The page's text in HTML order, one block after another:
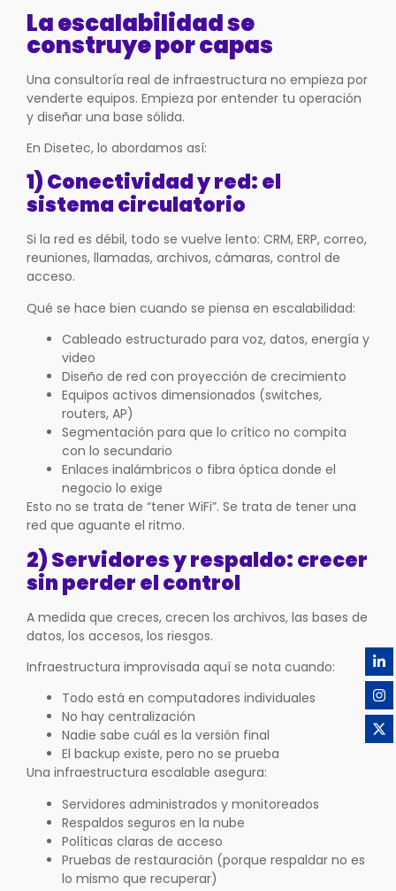
La escalabilidad se
construye por capas
Una consultoría real de infraestructura no empieza por
venderte equipos. Empieza por entender tu operación
y diseñar una base sólida.
En Disetec, lo abordamos así:
1) Conectividad y red: el
sistema circulatorio
Si la red es débil, todo se vuelve lento: CRM, ERP, correo,
reuniones, llamadas, archivos, cámaras, control de
acceso.
Qué se hace bien cuando se piensa en escalabilidad:
Cableado estructurado para voz, datos, energía y
video
Diseño de red con proyección de crecimiento
Equipos activos dimensionados (switches,
routers, AP)
Segmentación para que lo crítico no compita
con lo secundario
Enlaces inalámbricos o fibra óptica donde el
negocio lo exige
Esto no se trata de “tener WiFi”. Se trata de tener una
red que aguante el ritmo.
2) Servidores y respaldo: crecer
sin perder el control
A medida que creces, crecen los archivos, las bases de
datos, los accesos, los riesgos.
Infraestructura improvisada aquí se nota cuando:
Todo está en computadores individuales
No hay centralización
Nadie sabe cuál es la versión final
El backup existe, pero no se prueba
Una infraestructura escalable asegura:
Servidores administrados y monitoreados
Respaldos seguros en la nube
Políticas claras de acceso
Pruebas de restauración (porque respaldar no es
lo mismo que recuperar)